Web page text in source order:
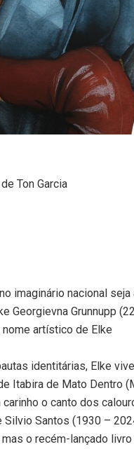
Ton Garcia
imaginário nacional seja
Georgievna Grunnupp
artístico de Elke
identitárias, Elke
Itabira de Mato Dentro
o canto dos
Silvio Santos (1930 –
o recém-lançado livro